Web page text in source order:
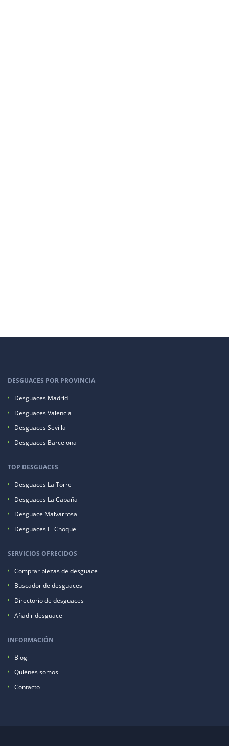
DESGUACES POR PROVINCIA
Desguaces Madrid
Desguaces Valencia
Desguaces Sevilla
Desguaces Barcelona
TOP DESGUACES
Desguaces La Torre
Desguaces La Cabaña
Desguace Malvarrosa
Desguaces El Choque
SERVICIOS OFRECIDOS
Comprar piezas de desguace
Buscador de desguaces
Directorio de desguaces
Añadir desguace
INFORMACIÓN
Blog
Quiénes somos
Contacto